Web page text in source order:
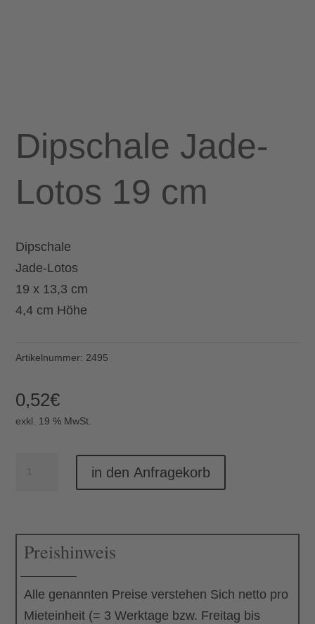
Dipschale Jade-
Lotos 19 cm
Dipschale
Jade-Lotos
19 x 13,3 cm
4,4 cm Höhe
Artikelnummer: 2495
0,52€
exkl. 19 % MwSt.
cm
in den Anfragekorb
Preishinweis
Alle genannten Preise verstehen Sich netto pro
Mieteinheit (= 3 Werktage bzw. Freitag bis